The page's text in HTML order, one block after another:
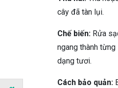
cây đã tàn lụi.
Chế biến: Rửa
ngang thành
dạng tươi.
Cách bảo quản: